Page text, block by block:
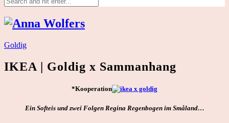
Goldig
IKEA | Goldig x Sammanhang
*Kooperation
Ein Softeis und zwei Folgen Regina Regenbogen im Småland…